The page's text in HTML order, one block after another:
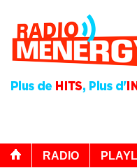
RADIO